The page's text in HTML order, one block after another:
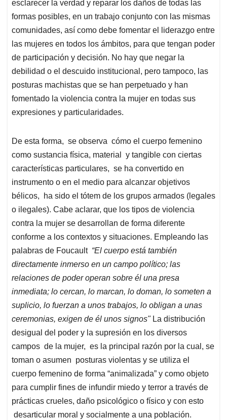
esclarecer la verdad y reparar los daños de todas las
formas posibles, en un trabajo conjunto con las mismas
comunidades, así como debe fomentar el liderazgo entre
las mujeres en todos los ámbitos, para que tengan poder
de participación y decisión. No hay que negar la
debilidad o el descuido institucional, pero tampoco, las
posturas machistas que se han perpetuado y han
fomentado la violencia contra la mujer en todas sus
expresiones y particularidades.
De esta forma, se observa cómo el cuerpo femenino
como sustancia física, material y tangible con ciertas
características particulares, se ha convertido en
instrumento o en el medio para alcanzar objetivos
bélicos, ha sido el tótem de los grupos armados (legales
o ilegales). Cabe aclarar, que los tipos de violencia
contra la mujer se desarrollan de forma diferente
conforme a los contextos y situaciones. Empleando las
palabras de Foucault “El cuerpo está también
directamente inmerso en un campo político; las
relaciones de poder operan sobre él una presa
inmediata; lo cercan, lo marcan, lo doman, lo someten a
suplicio, lo fuerzan a unos trabajos, lo obligan a unas
ceremonias, exigen de él unos signos" La distribución
desigual del poder y la supresión en los diversos
campos de la mujer, es la principal razón por la cual, se
toman o asumen posturas violentas y se utiliza el
cuerpo femenino de forma “animalizada” y como objeto
para cumplir fines de infundir miedo y terror a través de
prácticas crueles, daño psicológico o físico y con esto
desarticular moral y socialmente a una población.